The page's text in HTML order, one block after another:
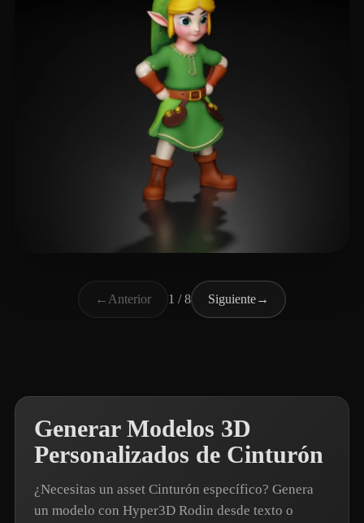
← Anterior 1 / 8 Siguiente→
Generar Modelos 3D
Personalizados de Cinturón
¿Necesitas un asset Cinturón específico? Genera
un modelo con Hyper3D Rodin desde texto o